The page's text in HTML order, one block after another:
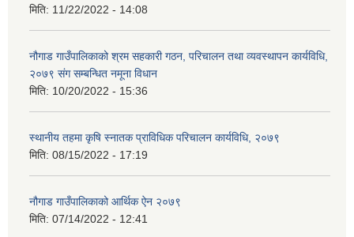
मिति: 11/22/2022 - 14:08
नौगाड गाउँपालिकाको श्रम सहकारी गठन, परिचालन तथा व्यवस्थापन कार्यविधि,
२०७९ संग सम्बन्धित नमूना विधान
मिति: 10/20/2022 - 15:36
स्थानीय तहमा कृषि स्नातक प्राविधिक परिचालन कार्यविधि, २०७९
मिति: 08/15/2022 - 17:19
नौगाड गाउँपालिकाको आर्थिक ऐन २०७९
मिति: 07/14/2022 - 12:41